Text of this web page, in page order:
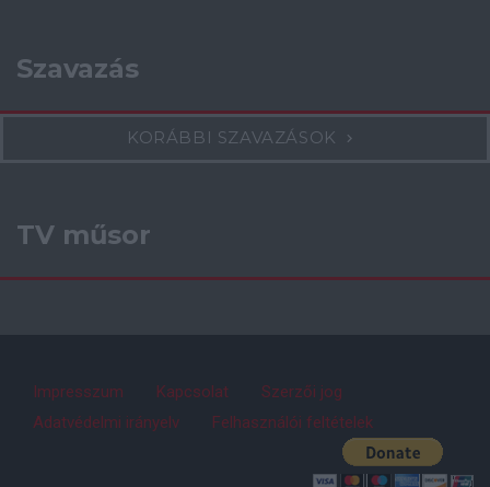
Szavazás
KORÁBBI SZAVAZÁSOK
TV műsor
Impresszum Kapcsolat
Szerzői jog
Adatvédelmi irányelv
Felhasználói feltételek